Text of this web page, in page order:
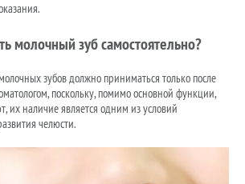
молочный зуб самостоятельно?
зубов должно приниматься только после
поскольку, помимо основной функции,
их наличие является одним из условий
челюсти.